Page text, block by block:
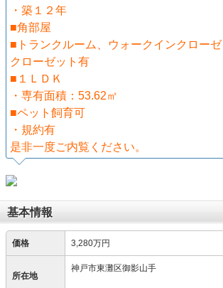
・築１２年
■角部屋
■トランクルーム、ウォークインクロー
クローゼット有
■１ＬＤＫ
・専有面積：53.62㎡
■ペット飼育可
・規約有
是非一度ご内覧ください。
基本情報
価格 3,280万円
所在地
神戸市東灘区御影山手